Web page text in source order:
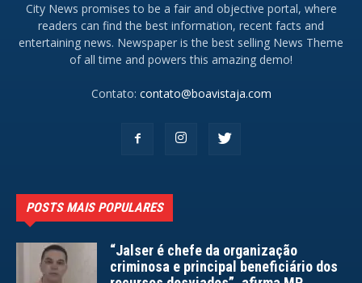
City News promises to be a fair and objective portal, where
readers can find the best information, recent facts and
entertaining news. Newspaper is the best selling News Theme
of all time and powers this amazing demo!
Contato: contato@boavistaja.com
POSTS MAIS POPULARES
“Jalser é chefe da organização
criminosa e principal beneficiário dos